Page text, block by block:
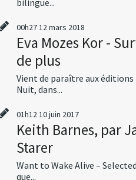
00h2712mars 2018
Eva Mozes Kor -
de plus
Vient de paraître aux éditions
Nuit, dans...
01h1210juin 2017
Keith Barnes, par
Starer
Want to Wake Alive –
que...